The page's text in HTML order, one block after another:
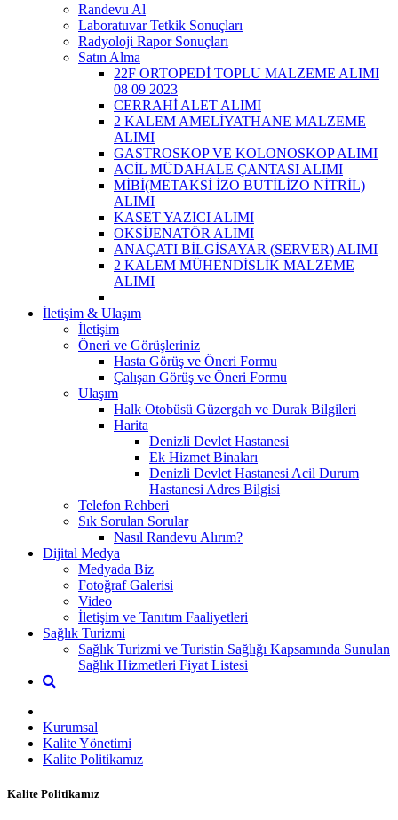
Randevu Al
Laboratuvar Tetkik Sonuçları
Radyoloji Rapor Sonuçları
Satın Alma
22F ORTOPEDİ TOPLU MALZEME ALIMI
08 09 2023
CERRAHİ ALET ALIMI
2 KALEM AMELİYATHANE MALZEME
ALIMI
GASTROSKOP VE KOLONOSKOP ALIMI
ACİL MÜDAHALE ÇANTASI ALIMI
MİBİ(METAKSİ İZO BUTİLİZO NİTRİL)
ALIMI
KASET YAZICI ALIMI
OKSİJENATÖR ALIMI
ANAÇATI BİLGİSAYAR (SERVER) ALIMI
2 KALEM MÜHENDİSLİK MALZEME
ALIMI
İletişim & Ulaşım
İletişim
Öneri ve Görüşleriniz
Hasta Görüş ve Öneri Formu
Çalışan Görüş ve Öneri Formu
Ulaşım
Halk Otobüsü Güzergah ve Durak Bilgileri
Harita
Denizli Devlet Hastanesi
Ek Hizmet Binaları
Denizli Devlet Hastanesi Acil Durum
Hastanesi Adres Bilgisi
Telefon Rehberi
Sık Sorulan Sorular
Nasıl Randevu Alırım?
Dijital Medya
Medyada Biz
Fotoğraf Galerisi
Video
İletişim ve Tanıtım Faaliyetleri
Sağlık Turizmi
Sağlık Turizmi ve Turistin Sağlığı Kapsamında Sunulan
Sağlık Hizmetleri Fiyat Listesi
Kurumsal
Kalite Yönetimi
Kalite Politikamız
Kalite Politikamız